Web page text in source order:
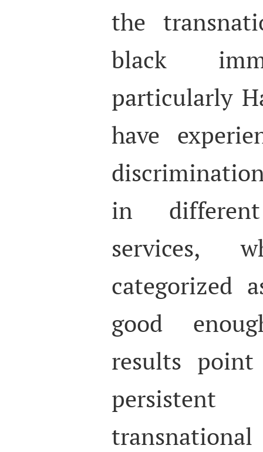
the
black
particularly
have
in
services,
categorized
good
results